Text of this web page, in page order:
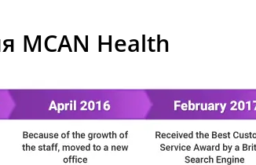
MCAN Health